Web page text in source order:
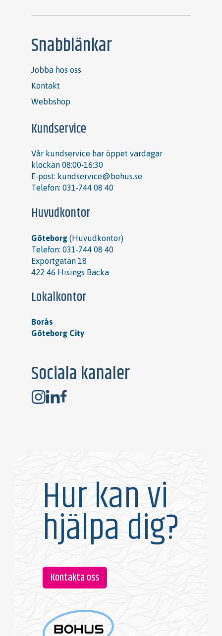
Hur kan vi
hjälpa dig?
Kontakta oss
Snabblänkar
Jobba hos oss
Kontakt
Webbshop
Kundservice
Vår kundservice har öppet vardagar
klockan 08:00-16:30
E-post:kundservice@bohus.se
Telefon:031-744 08 40
Huvudkontor
Göteborg(Huvudkontor)
Telefon:031-744 08 40
Exportgatan 18
422 46 Hisings Backa
Lokalkontor
Borås
Göteborg City
Sociala kanaler